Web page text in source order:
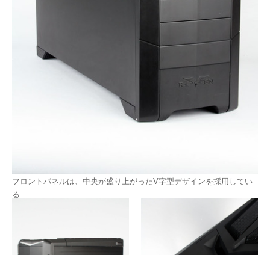
フロントパネルは、中央が盛り上がったV字型デザインを採用してい
る